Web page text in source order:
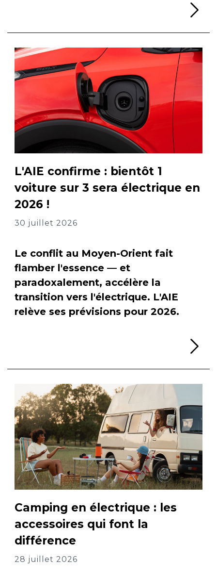
L'AIE confirme : bientôt 1
voiture sur 3 sera électrique en
2026 !
30 juillet 2026
Le conflit au Moyen-Orient fait
flamber l'essence — et
paradoxalement, accélère la
transition vers l'électrique. L'AIE
relève ses prévisions pour 2026.
Camping en électrique : les
accessoires qui font la
différence
28 juillet 2026